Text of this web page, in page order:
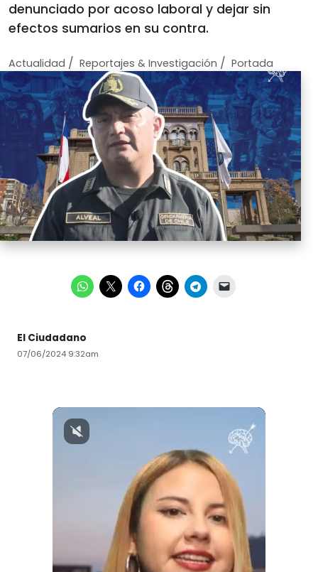
denunciado por acoso laboral y dejar sin
efectos sumarios en su contra.
Actualidad / Reportajes & Investigación / Portada
El Ciudadano
07/06/2024 9:32am